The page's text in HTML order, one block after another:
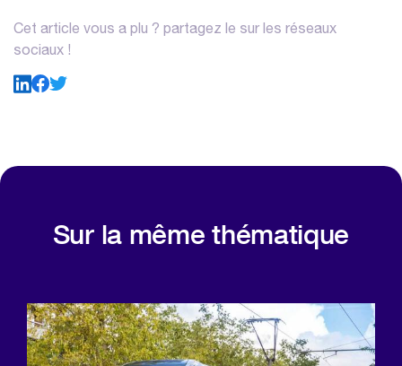
Cet article vous a plu ? partagez le sur les réseaux
sociaux !
Sur la même thématique